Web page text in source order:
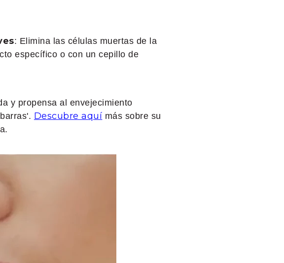
: Elimina las células muertas de la
específico o con un cepillo de
y propensa al envejecimiento
Descubre aquí más sobre su